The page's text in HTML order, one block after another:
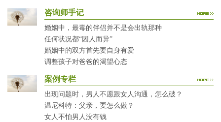
咨询师手记
婚姻中，最毒的伴侣并不是会出轨那种
任何状况都“因人而异”
婚姻中的双方首先要自身有爱
调整孩子对爸爸的渴望心态
案例专栏
出现问题时，男人不愿跟女人沟通，怎么破？
温尼科特：父亲，要怎么做？
女人不怕男人没有钱